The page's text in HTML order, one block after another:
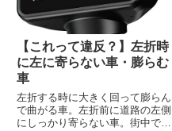
【これって違反？】左折時
に左に寄らない車・膨らむ
車
左折する時に大きく回って膨らん
で曲がる車。左折前に道路の左側
にしっかり寄らない車。街中では